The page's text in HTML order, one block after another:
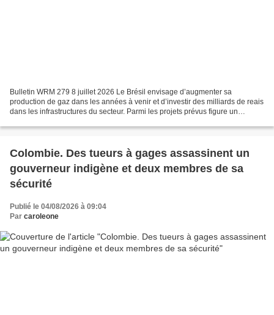
Bulletin WRM 279 8 juillet 2026 Le Brésil envisage d’augmenter sa
production de gaz dans les années à venir et d’investir des milliards de reais
dans les infrastructures du secteur. Parmi les projets prévus figure un
Colombie. Des tueurs à gages assassinent un
gouverneur indigène et deux membres de sa
sécurité
Publié le 04/08/2026 à 09:04
Par caroleone